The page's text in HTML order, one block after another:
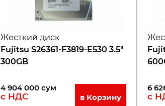
Жесткий диск
Fujitsu S26361-F3819-E530 3.5"
300GB
4 904 000 сум
с НДС в Корзину
6
с